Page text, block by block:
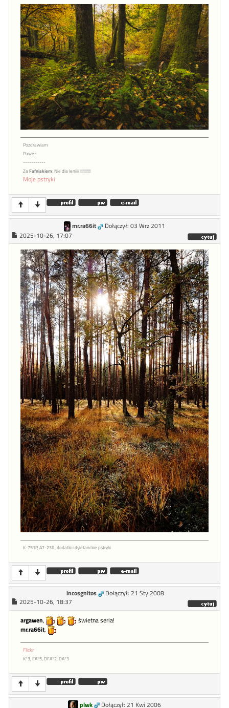
Pozdrawiam
Paweł
-----------
Za Fafniakiem: Nie dla leniiii !!!!!!!!!!
Moje pstryki
mr.ra66it
Dołączył: 03 Wrz 2011
2025-10-26, 17:07
K-751P, A7-23R, dodatki i dyletanckie pstryki
incosgnitos
Dołączył: 21 Sty 2008
2025-10-26, 18:37
argawen,
świetna seria!
mr.ra66it,
Flickr
K*3, FA*5, DFA*2, DA*3
plwk Dołączył: 21 Kwi 2006